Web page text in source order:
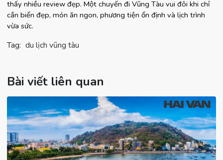
thấy nhiều review đẹp. Một chuyến đi Vũng Tàu vui đôi khi chỉ
cần biển đẹp, món ăn ngon, phương tiện ổn định và lịch trình
vừa sức.
Tag: du lịch vũng tàu
Bài viết liên quan